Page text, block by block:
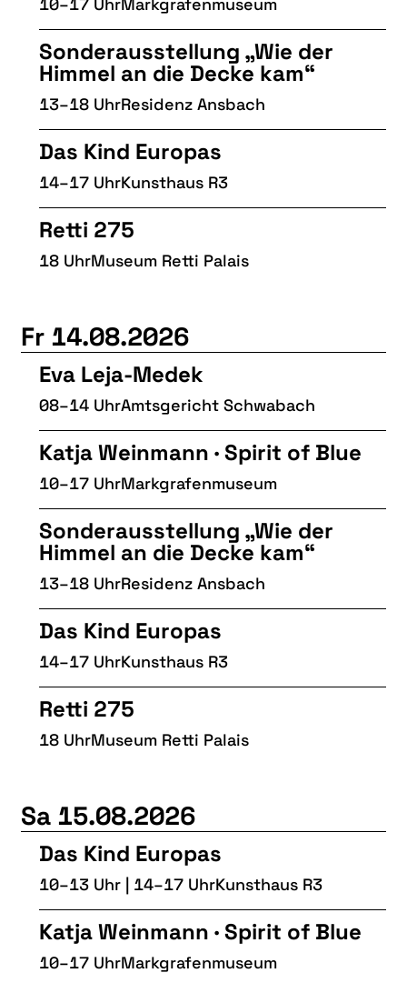
Sonderausstellung „Wie der
Himmel an die Decke kam“
13–18 UhrResidenz Ansbach
Das Kind Europas
14–17 UhrKunsthaus R3
Retti 275
18 UhrMuseum Retti Palais
Fr 14.08.2026
Eva Leja-Medek
08–14 UhrAmtsgericht Schwabach
Katja Weinmann · Spirit of Blue
10–17 UhrMarkgrafenmuseum
Sonderausstellung „Wie der
Himmel an die Decke kam“
13–18 UhrResidenz Ansbach
Das Kind Europas
14–17 UhrKunsthaus R3
Retti 275
18 UhrMuseum Retti Palais
Sa 15.08.2026
Das Kind Europas
10–13 Uhr | 14–17 UhrKunsthaus R3
Katja Weinmann · Spirit of Blue
10–17 UhrMarkgrafenmuseum